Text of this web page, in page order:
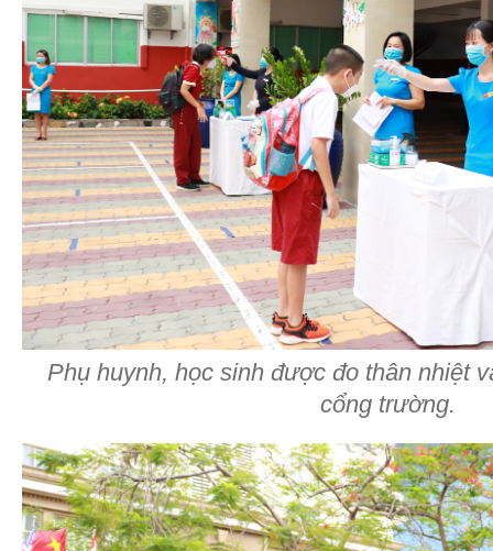
Phụ huynh, học sinh được đo thân nhiệt
cổng trường.